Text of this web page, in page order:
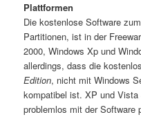
Plattformen
Die kostenlose Software
Partitionen, ist in der
2000, Windows Xp und
allerdings, dass die
Edition, nicht mit Windows
kompatibel ist. XP und
problemlos mit der Software